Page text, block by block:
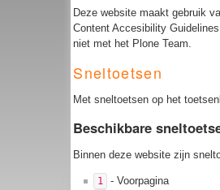
Deze website maakt gebruik
Content Accesibility
niet met het Plone Team.
Sneltoetsen
Met sneltoetsen op het
Beschikbare
Binnen deze website zijn
1 - Voorpagina